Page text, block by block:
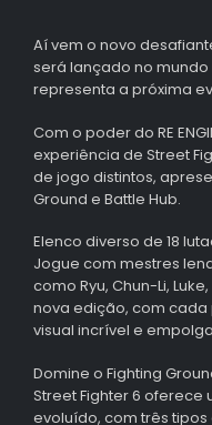
Aí vem o novo
será lançado no mundo
representa a próxima
Com o poder do RE
experiência de Street
de jogo distintos,
Ground e Battle Hub.
Elenco diverso de 18
Jogue com mestres
como Ryu, Chun-Li,
nova edição, com
visual incrível e
Domine o Fighting
Street Fighter 6
evoluído, com três